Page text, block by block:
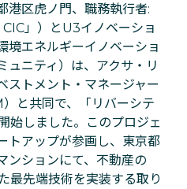
港区虎ノ門、職務執行者:
」）とU3イノベーショ
境エネルギーイノベーショ
ュニティ）は、アクサ・リ
ストメント・マネージャー
と共同で、「リバーシテ
始しました。このプロジェ
トアップが参画し、東京都
ンションにて、不動産の
最先端技術を実装する取り